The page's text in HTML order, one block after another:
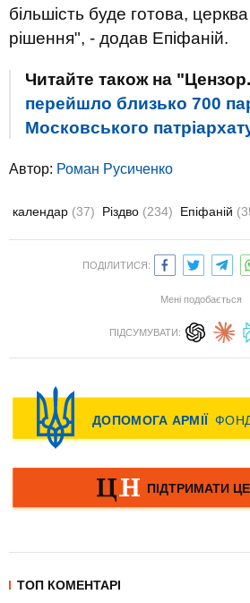
більшість буде готова,
рішення", - додав Епіфаній.
Читайте також на
перейшло близько 700
Московського
Автор: Роман Русиченко
календар (37) Різдво (234) Епіфаній
ПОДІЛИТИСЯ:
Мені подобається
ПІДСУМУВАТИ:
ТОП КОМЕНТАРІ